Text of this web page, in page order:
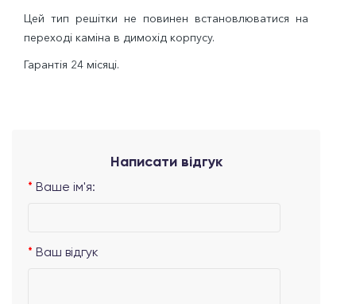
Цей тип решітки не повинен встановлюватися на
переході каміна в димохід корпусу.
Гарантія 24 місяці.
Написати відгук
Ваше ім'я:
Ваш відгук